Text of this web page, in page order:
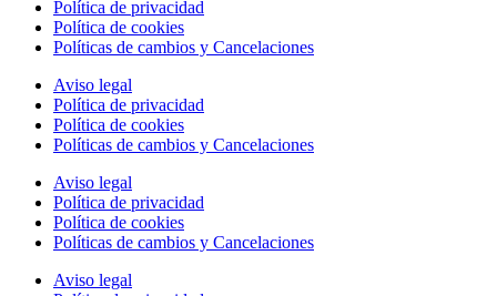
Política de privacidad
Política de cookies
Políticas de cambios y Cancelaciones
Aviso legal
Política de privacidad
Política de cookies
Políticas de cambios y Cancelaciones
Aviso legal
Política de privacidad
Política de cookies
Políticas de cambios y Cancelaciones
Aviso legal